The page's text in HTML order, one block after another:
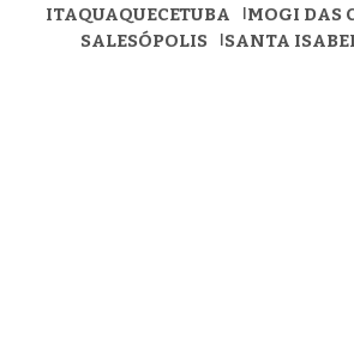
ITAQUAQUECETUBA
MOGI DAS
SALESÓPOLIS
SANTA